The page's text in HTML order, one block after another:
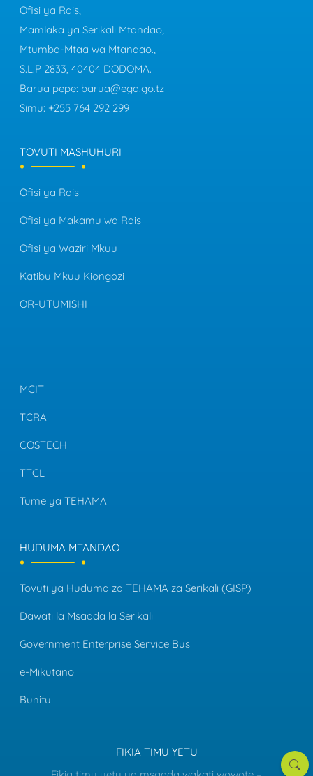
Ofisi ya Rais,
Mamlaka ya Serikali Mtandao,
Mtumba-Mtaa wa Mtandao.,
S.L.P 2833, 40404 DODOMA.
Barua pepe: barua@ega.go.tz
Simu: +255 764 292 299
TOVUTI MASHUHURI
Ofisi ya Rais
Ofisi ya Makamu wa Rais
Ofisi ya Waziri Mkuu
Katibu Mkuu Kiongozi
OR-UTUMISHI
MCIT
TCRA
COSTECH
TTCL
Tume ya TEHAMA
HUDUMA MTANDAO
Tovuti ya Huduma za TEHAMA za Serikali (GISP)
Dawati la Msaada la Serikali
Government Enterprise Service Bus
e-Mikutano
Bunifu
FIKIA TIMU YETU